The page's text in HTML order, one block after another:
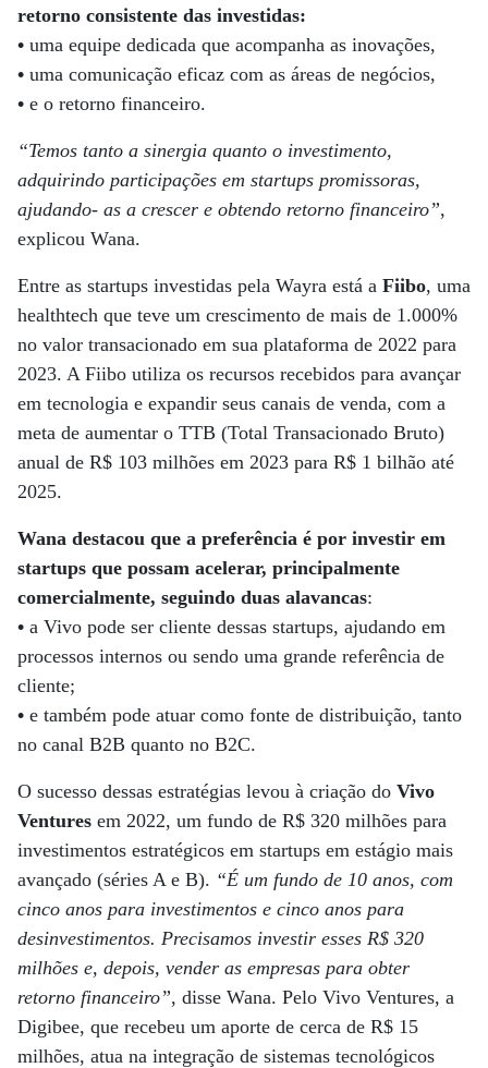
retorno consistente das investidas:
• uma equipe dedicada que acompanha as inovações,
• uma comunicação eficaz com as áreas de negócios,
• e o retorno financeiro.
“Temos tanto a sinergia quanto o investimento,
adquirindo participações em startups promissoras,
ajudando- as a crescer e obtendo retorno financeiro”,
explicou Wana.
Entre as startups investidas pela Wayra está a Fiibo, uma
healthtech que teve um crescimento de mais de 1.000%
no valor transacionado em sua plataforma de 2022 para
2023. A Fiibo utiliza os recursos recebidos para avançar
em tecnologia e expandir seus canais de venda, com a
meta de aumentar o TTB (Total Transacionado Bruto)
anual de R$ 103 milhões em 2023 para R$ 1 bilhão até
2025.
Wana destacou que a preferência é por investir em
startups que possam acelerar, principalmente
comercialmente, seguindo duas alavancas:
• a Vivo pode ser cliente dessas startups, ajudando em
processos internos ou sendo uma grande referência de
cliente;
• e também pode atuar como fonte de distribuição, tanto
no canal B2B quanto no B2C.
O sucesso dessas estratégias levou à criação do Vivo
Ventures em 2022, um fundo de R$ 320 milhões para
investimentos estratégicos em startups em estágio mais
avançado (séries A e B). “É um fundo de 10 anos, com
cinco anos para investimentos e cinco anos para
desinvestimentos. Precisamos investir esses R$ 320
milhões e, depois, vender as empresas para obter
retorno financeiro”, disse Wana. Pelo Vivo Ventures, a
Digibee, que recebeu um aporte de cerca de R$ 15
milhões, atua na integração de sistemas tecnológicos